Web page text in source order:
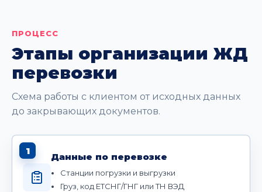
ПРОЦЕСС
Этапы организации ЖД
перевозки
Схема работы с клиентом от исходных данных
до закрывающих документов.
1
Данные по перевозке
Станции погрузки и выгрузки
Груз, код ЕТСНГ/ГНГ или ТН ВЭД